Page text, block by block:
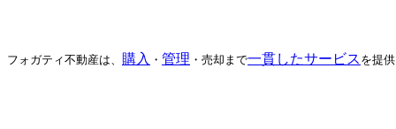
フォガティ不動産は、 購入 ・ 管理 ・売却まで一貫したサービス を提